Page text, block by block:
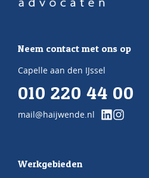
Neem contact met ons op
Capelle aan den IJssel
010 220 44 00
mail@haijwende.nl
Werkgebieden